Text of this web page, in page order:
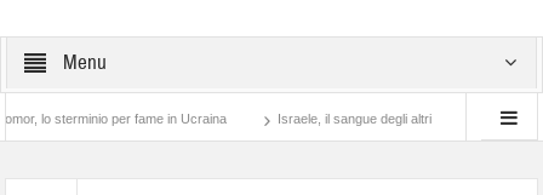
Menu
per fame in Ucraina Israele, il sangue degli altri Lotta di classe… tra